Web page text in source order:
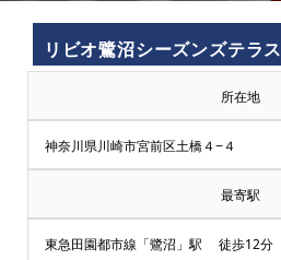
リビオ鷺沼シーズンズテラス
所在地
神奈川県川崎市宮前区土橋４−４
最寄駅
東急田園都市線「鷺沼」駅 徒歩12分